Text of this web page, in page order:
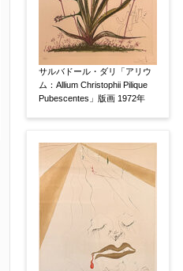
体裁 【任意】
額装
軸装
その他
サイン等の有無
サイン有(自筆)
鑑定証書付
共箱
【任意】
サルバドール・ダリ「アリウ
ム：Allium Christophii Pilique
Pubescentes」版画 1972年